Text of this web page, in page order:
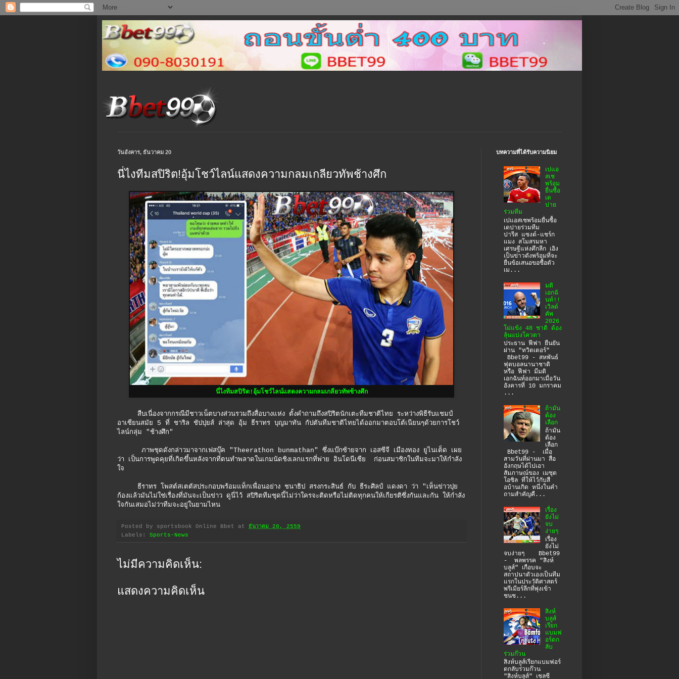
วันอังคาร, ธันวาคม 20
นี่ไงทีมสปิริต!อุ้มโชว์ไลน์แสดงความกลมเกลียวทัพช้างศึก
นี่ไงทีมสปิริต!อุ้มโชว์ไลน์แสดงความกลมเกลียวทัพช้างศึก
สืบเนื่องจากกรณีมีชาวเน็ตบางส่วนรวมถึงสื่อบางแห่ง ตั้งคำถามถึงสปิริตนักเตะทีมชาติไทย ระหว่างพิธีรับแชมป์
อาเซียนสมัย 5 ที่ ชาริล ชัปปุยส์ ล่าสุด อุ้ม ธีราทร บุญมาทัน กัปตันทีมชาติไทยได้ออกมาตอบโต้เนียนๆด้วยการโชว์
ไลน์กลุ่ม "ช้างศึก"
ภาพชุดดังกล่าวมาจากเฟสบุ๊ค "Theerathon bunmathan" ซึ่งแบ๊กซ้ายจาก เอสซีจี เมืองทอง ยูไนเต็ด เผย
ว่า เป็นการพูดคุยที่เกิดขึ้นหลังจากที่ตนทำพลาดในเกมนัดชิงเลกแรกที่พ่าย อินโดนีเซีย ก่อนสมาชิกในทีมจะมาให้กำลัง
ใจ
ธีราทร โพสต์สเตตัสประกอบพร้อมแท็กเพื่อนอย่าง ชนาธิป สรงกระสินธ์ กับ ธีระศิลป์ แดงดา ว่า "เห็นข่าวปุย
ก้องแล้วมันไม่ใช่เรื่องที่มันจะเป็นข่าว ดูนี่ไว้ สปิริตทีมชุดนี้ไม่ว่าใครจะติดหรือไม่ติดทุกคนให้เกียรติซึ่งกันและกัน ให้กำลัง
ใจกันเสมอไม่ว่าทีมจะอยู่ในยามไหน
Posted by sportsbook Online Bbet at ธันวาคม 20, 2559
Labels: Sports-News
ไม่มีความคิดเห็น:
แสดงความคิดเห็น
บทความที่ได้รับความนิยม
เปแอ
สเช
พร้อม
ยื่นซื้อ
เด
ปาย
ร่วมทีม
เปแอสเชพร้อมยื่นซื้อ
เดปายร่วมทีม
ปารีส แซงต์-แชร์ก
แมง สโมสรมหา
เศรษฐีแห่งศึกลีก เอิง
เป็นข่าวดังพร้อมที่จะ
ยื่นข้อเสนอขอซื้อตัว
เม...
มติ
เอกฉั
นท์!!
เวิลด์
คัพ
2026
โม่แข้ง 48 ชาติ ต้อง
ลุ้นแบ่งโควตา
ประธาน ฟีฟา ยืนยัน
ผ่าน "ทวิตเตอร์"
Bbet99 - สหพันธ์
ฟุตบอลนานาชาติ
หรือ ฟีฟา มีมติ
เอกฉันท์ออกมาเมื่อวัน
อังคารที่ 10 มกราคม
...
ถ้ามัน
ต้อง
เลือก
ถ้ามัน
ต้อง
เลือก
Bbet99 - เมื่อ
สามวันที่ผ่านมา สื่อ
อังกฤษได้ไปเอา
สัมภาษณ์ของ เมซุต
โอซิล ที่ให้ไว้กับสื
อบ้านเกิด หนึ่งในคำ
ถามสำคัญคื...
เรื่อง
ยังไม่
จบ
ง่ายๆ
เรื่อง
ยังไม่
จบง่ายๆ Bbet99
- พลพรรค "สิงห์
บลูส์" เกือบจะ
สถาปนาตัวเองเป็นทีม
แรกในประวัติศาสตร์
พรีเมียร์ลีกที่พุ่งเข้า
ชนช...
สิงห์
บลูส์
เรียก
แบมฟ
อร์ดก
ลับ
ร่วมก๊วน
สิงห์บลูส์เรียกแบมฟอร์
ดกลับร่วมก๊วน
"สิงห์บลูส์" เชลซี